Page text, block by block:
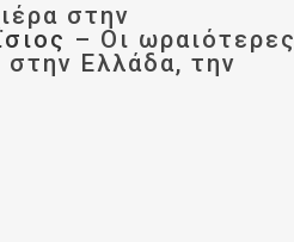
στην
– Οι ωραιότερες
Ελλάδα, την